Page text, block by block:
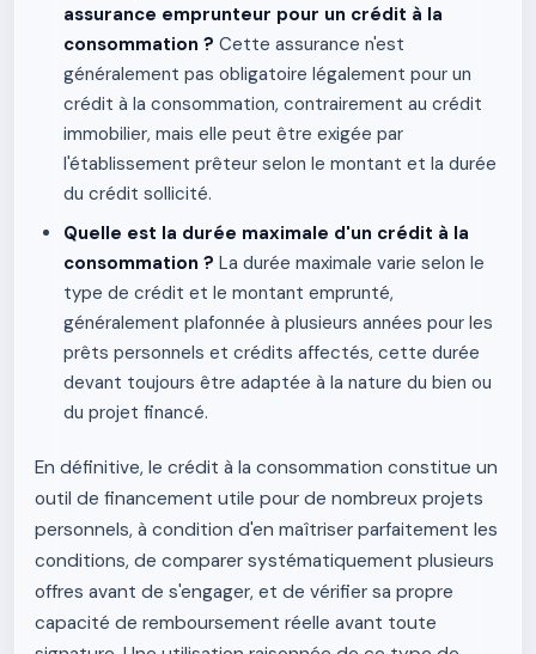
assurance emprunteur pour un crédit à la
consommation ? Cette assurance n'est
généralement pas obligatoire légalement pour un
crédit à la consommation, contrairement au crédit
immobilier, mais elle peut être exigée par
l'établissement prêteur selon le montant et la durée
du crédit sollicité.
Quelle est la durée maximale d'un crédit à la
consommation ? La durée maximale varie selon le
type de crédit et le montant emprunté,
généralement plafonnée à plusieurs années pour les
prêts personnels et crédits affectés, cette durée
devant toujours être adaptée à la nature du bien ou
du projet financé.
En définitive, le crédit à la consommation constitue un
outil de financement utile pour de nombreux projets
personnels, à condition d'en maîtriser parfaitement les
conditions, de comparer systématiquement plusieurs
offres avant de s'engager, et de vérifier sa propre
capacité de remboursement réelle avant toute